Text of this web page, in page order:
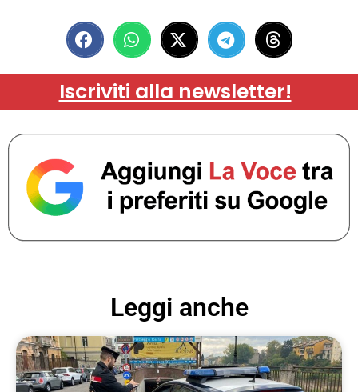
Iscriviti alla newsletter!
Leggi anche